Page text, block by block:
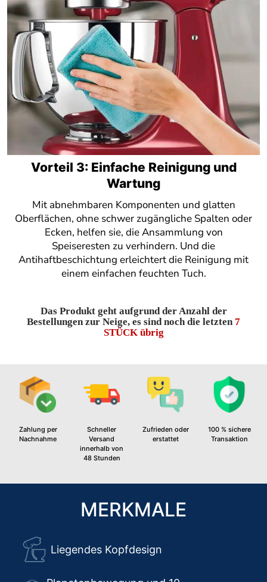
Vorteil 3: Einfache Reinigung und
Wartung
Mit abnehmbaren Komponenten und glatten
Oberflächen, ohne schwer zugängliche Spalten oder
Ecken, helfen sie, die Ansammlung von
Speiseresten zu verhindern. Und die
Antihaftbeschichtung erleichtert die Reinigung mit
einem einfachen feuchten Tuch.
Das Produkt geht aufgrund der Anzahl der
Bestellungen zur Neige, es sind noch die letzten7
STÜCK übrig
Zahlung per
Nachnahme
Schneller
Versand
innerhalb von
48 Stunden
Zufrieden oder
erstattet
100 % sichere
Transaktion
MERKMALE
Liegendes Kopfdesign